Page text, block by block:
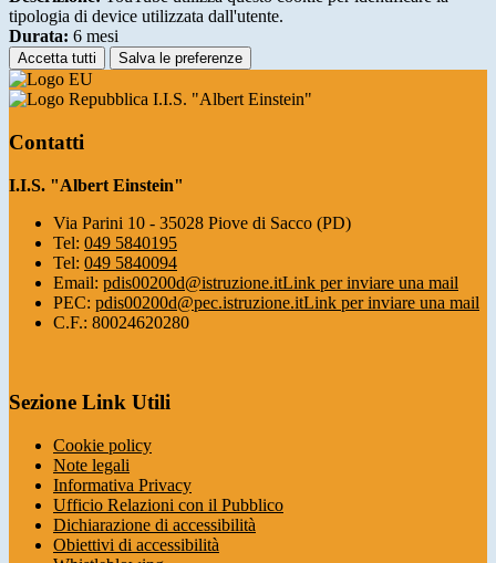
tipologia di device utilizzata dall'utente.
Durata: 6 mesi
Accetta tutti Salva le preferenze
I.I.S. "Albert Einstein"
Contatti
I.I.S. "Albert Einstein"
Via Parini 10 - 35028 Piove di Sacco (PD)
Tel: 049 5840195
Tel: 049 5840094
Email: pdis00200d@istruzione.itLink per inviare una mail
PEC: pdis00200d@pec.istruzione.itLink per inviare una mail
C.F.: 80024620280
Sezione Link Utili
Cookie policy
Note legali
Informativa Privacy
Ufficio Relazioni con il Pubblico
Dichiarazione di accessibilità
Obiettivi di accessibilità